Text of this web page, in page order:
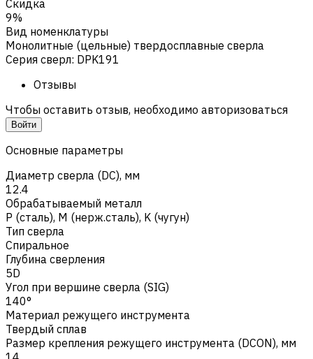
Скидка
9%
Вид номенклатуры
Монолитные (цельные) твердосплавные сверла
Серия сверл: DPK191
Отзывы
Чтобы оставить отзыв, необходимо авторизоваться
Войти
Основные параметры
Диаметр сверла (DC), мм
12.4
Обрабатываемый металл
Р (сталь), M (нерж.сталь), K (чугун)
Тип сверла
Спиральное
Глубина сверления
5D
Угол при вершине сверла (SIG)
140°
Материал режущего инструмента
Твердый сплав
Размер крепления режущего инструмента (DCON), мм